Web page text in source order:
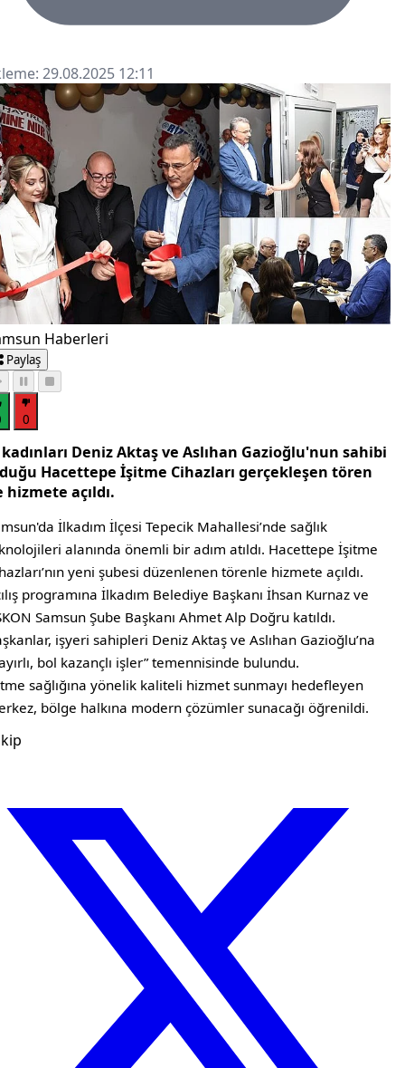
29.08.2025 12:11
Haberleri
Paylaş
0
Deniz Aktaş ve Aslıhan Gazioğlu'nun sahibi
Hacettepe İşitme Cihazları gerçekleşen tören
hizmete açıldı.
İlkadım İlçesi Tepecik Mahallesi’nde sağlık
alanında önemli bir adım atıldı. Hacettepe İşitme
yeni şubesi düzenlenen törenle hizmete açıldı.
programına İlkadım Belediye Başkanı İhsan Kurnaz ve
Samsun Şube Başkanı Ahmet Alp Doğru katıldı.
işyeri sahipleri Deniz Aktaş ve Aslıhan Gazioğlu’na
bol kazançlı işler” temennisinde bulundu.
sağlığına yönelik kaliteli hizmet sunmayı hedefleyen
bölge halkına modern çözümler sunacağı öğrenildi.